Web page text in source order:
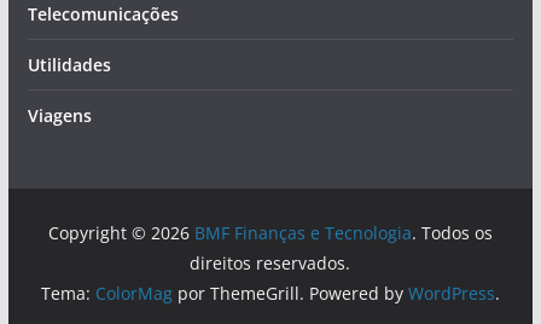
Telecomunicações
Utilidades
Viagens
Copyright © 2026 BMF Finanças e Tecnologia. Todos os
direitos reservados.
Tema: ColorMagpor ThemeGrill. Powered by WordPress.